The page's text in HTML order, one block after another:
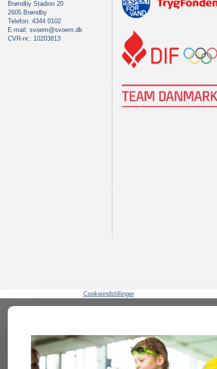
Brøndby Stadion 20
2605 Brøndby
Telefon: 4344 0102
E-mail: svoem@svoem.dk
CVR-nr.: 10203813
Cookieindstillinger